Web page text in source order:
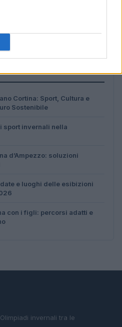
saluto a Milano tra
Cortina: Sport, Cultura e
Sostenibile
sport invernali nella
d’Ampezzo: soluzioni
e luoghi delle esibizioni
con i figli: percorsi adatti e
invernali tra le